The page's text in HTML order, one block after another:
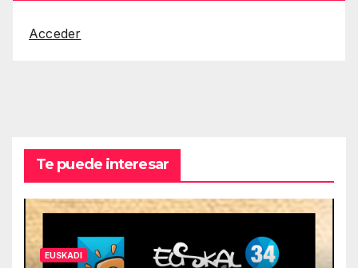
Acceder
Te puede interesar
EUSKADI